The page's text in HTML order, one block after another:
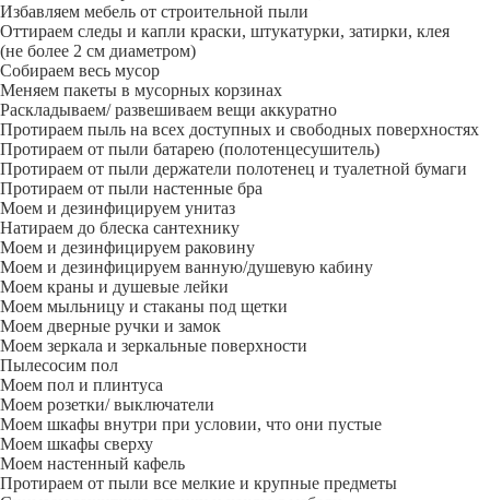
Избавляем мебель от строительной пыли
Оттираем следы и капли краски, штукатурки, затирки, клея
(не более 2 см диаметром)
Собираем весь мусор
Меняем пакеты в мусорных корзинах
Раскладываем/ развешиваем вещи аккуратно
Протираем пыль на всех доступных и свободных поверхностях
Протираем от пыли батарею (полотенцесушитель)
Протираем от пыли держатели полотенец и туалетной бумаги
Протираем от пыли настенные бра
Моем и дезинфицируем унитаз
Натираем до блеска сантехнику
Моем и дезинфицируем раковину
Моем и дезинфицируем ванную/душевую кабину
Моем краны и душевые лейки
Моем мыльницу и стаканы под щетки
Моем дверные ручки и замок
Моем зеркала и зеркальные поверхности
Пылесосим пол
Моем пол и плинтуса
Моем розетки/ выключатели
Моем шкафы внутри при условии, что они пустые
Моем шкафы сверху
Моем настенный кафель
Протираем от пыли все мелкие и крупные предметы